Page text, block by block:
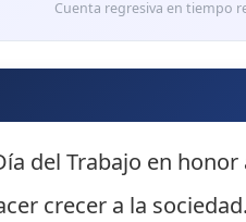
Cuenta regresiva en tiempo
del Trabajo en
crecer a la sociedad.